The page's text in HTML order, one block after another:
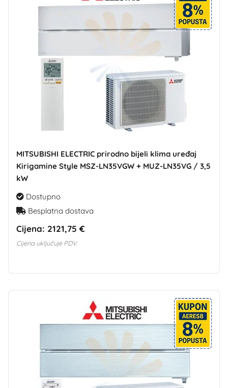
MITSUBISHI ELECTRIC prirodno bijeli klima uređaj
Kirigamine Style MSZ-LN35VGW + MUZ-LN35VG / 3,5
kW
Dostupno
Besplatna dostava
Cijena: 2121,75 €
Cijena uključuje PDV.